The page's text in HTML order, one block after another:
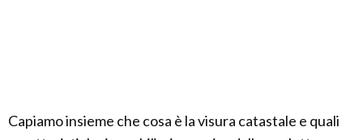
Capiamo insieme che cosa è la visura catastale e quali